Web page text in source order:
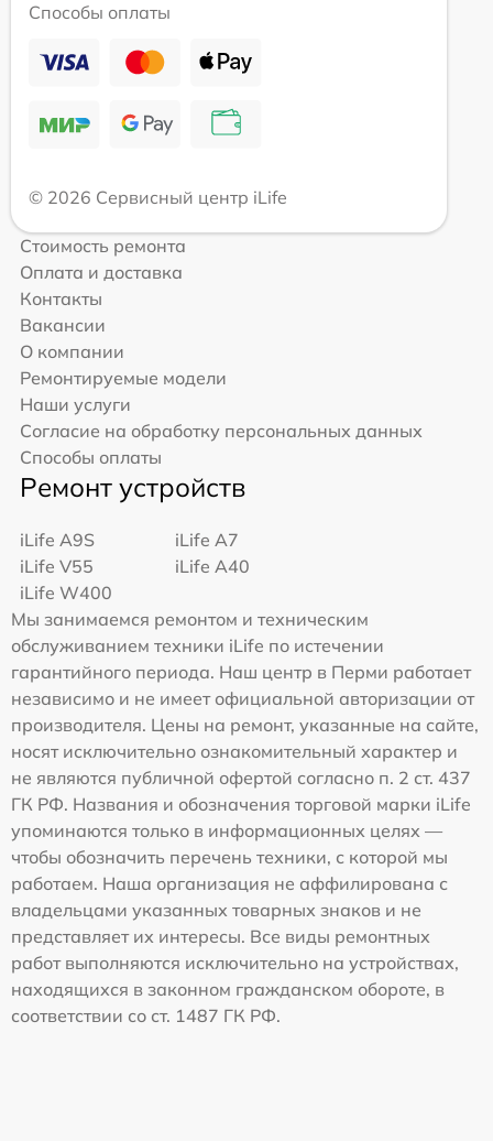
Способы оплаты
© 2026 Сервисный центр iLife
Стоимость ремонта
Оплата и доставка
Контакты
Вакансии
О компании
Ремонтируемые модели
Наши услуги
Согласие на обработку персональных данных
Способы оплаты
Ремонт устройств
iLife A9S
iLife A7
iLife V55
iLife A40
iLife W400
Мы занимаемся ремонтом и техническим
обслуживанием техники iLife по истечении
гарантийного периода. Наш центр в Перми работает
независимо и не имеет официальной авторизации от
производителя. Цены на ремонт, указанные на сайте,
носят исключительно ознакомительный характер и
не являются публичной офертой согласно п. 2 ст. 437
ГК РФ. Названия и обозначения торговой марки iLife
упоминаются только в информационных целях —
чтобы обозначить перечень техники, с которой мы
работаем. Наша организация не аффилирована с
владельцами указанных товарных знаков и не
представляет их интересы. Все виды ремонтных
работ выполняются исключительно на устройствах,
находящихся в законном гражданском обороте, в
соответствии со ст. 1487 ГК РФ.